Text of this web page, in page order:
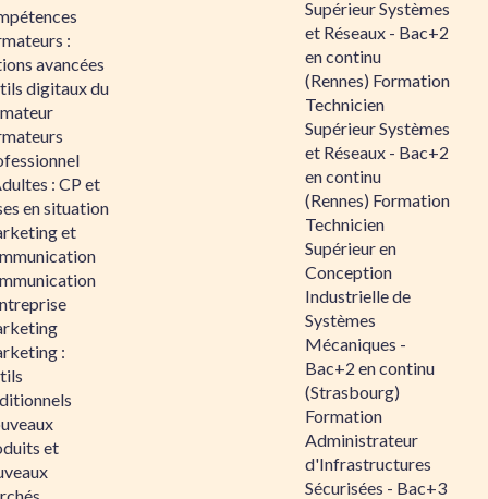
:
avancées
digitaux du
: CP et
en situation
et
:
et
Supérieur Systèmes
et Réseaux - Bac+2
en continu
(Rennes) Formation
Technicien
Supérieur Systèmes
et Réseaux - Bac+2
en continu
(Rennes) Formation
Technicien
Supérieur en
Conception
Industrielle de
Systèmes
Mécaniques -
Bac+2 en continu
(Strasbourg)
Formation
Administrateur
d'Infrastructures
Sécurisées - Bac+3